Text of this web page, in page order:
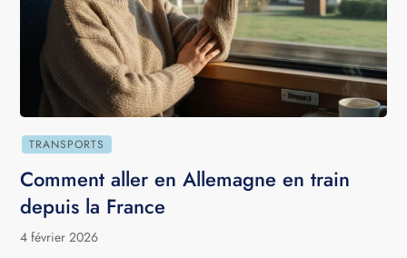
TRANSPORTS
Comment aller en Allemagne en train
depuis la France
4 février 2026